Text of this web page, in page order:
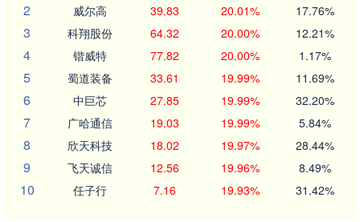
2 威尔高 39.83 20.01% 17.76%
3 科翔股份 64.32 20.00% 12.21%
4 锴威特 77.82 20.00% 1.17%
5 蜀道装备 33.61 19.99% 11.69%
6 中巨芯 27.85 19.99% 32.20%
7 广哈通信 19.03 19.99% 5.84%
8 欣天科技 18.02 19.97% 28.44%
9 飞天诚信 12.56 19.96% 8.49%
10 任子行 7.16 19.93% 31.42%